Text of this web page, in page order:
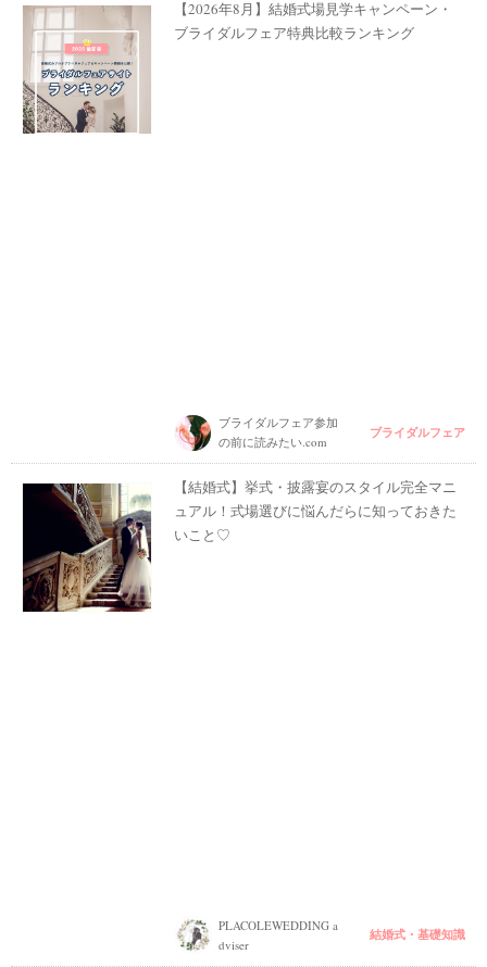
【2026年8月】結婚式場見学キャンペーン・
ブライダルフェア特典比較ランキング
ブライダルフェア参加
の前に読みたい.com
ブライダルフェア
【結婚式】挙式・披露宴のスタイル完全マニ
ュアル！式場選びに悩んだらに知っておきた
いこと♡
PLACOLEWEDDING a
dviser
結婚式・基礎知識